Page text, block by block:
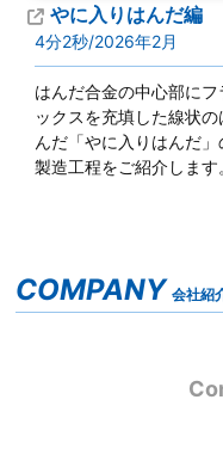
やに入りはんだ編
4分2秒/2026年2月
はんだ合金の中心部にフ
ックスを充填した線状の
んだ「やに入りはんだ」
製造工程をご紹介します
COMPANY 会社紹